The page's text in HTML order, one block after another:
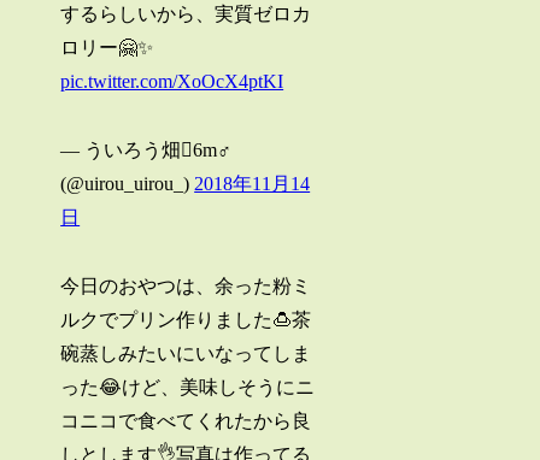
するらしいから、実質ゼロカ
ロリー🤗✨
pic.twitter.com/XoOcX4ptKI
— ういろう畑6m♂
(@uirou_uirou_) 2018年11月14
日
今日のおやつは、余った粉ミ
ルクでプリン作りました🍮茶
碗蒸しみたいにいなってしま
った😂けど、美味しそうにニ
コニコで食べてくれたから良
しとします👌写真は作ってる